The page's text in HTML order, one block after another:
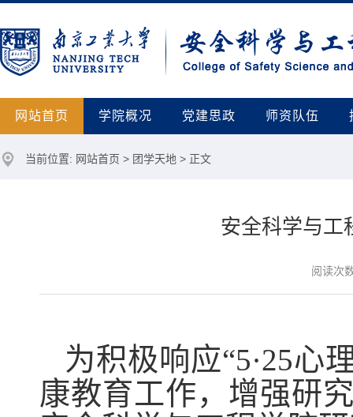
网站首页 学院概况 党建思政 师资队伍
当前位置: 网站首页 > 团学天地 > 正文
安全科学与工
阅读次
为积极响应“5·25心
康教育工作，增强研